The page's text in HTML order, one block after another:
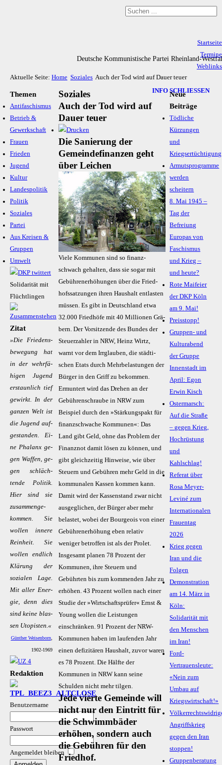
Deutsche Kommunistische Partei Rheinland-
Startseite
Termine
Weblinks
Impressum & Datenschutz
Aktuelle Seite: Home Soziales Auch der Tod wird auf Dauer teuer
Themen
Antifaschismus
Betrieb &
Gewerkschaft
Frauen
Frieden
Jugend
Kultur
Landespolitik
Politik
Soziales
Partei
Aus Kreisen &
Gruppen
Umwelt
Solidarität mit
Flüchtlingen
Zitat
»Die Frie­den­s­­­
be­we­gung hat
in der wehr­fä­
hi­gen Ju­gend
er­staun­lich tief
ge­wirkt. In der
gan­zen Welt ist
die Ju­gend auf­
ge­stan­­den. Ei­
ne Pha­lanx ge­
gen Waf­fen, ge­
gen schlä­ch­­
ten­de Po­li­tik.
Hier sind sie
zu­sam­­men­­ge­­
kom­­men. Sie
wol­len in­ne­re
Rein­heit. Sie
wol­len end­lich
Klä­rung der
so­zia­len La­ge.
Mit al­ler En­er­
gie, denn dies
sind kei­ne blas­
sen Uto­pis­ten.«
Günther Weisenborn,
1902-1969
Redaktion
Benutzername
Passwort
Angemeldet bleiben
Soziales
Auch der Tod wird auf
Dauer teuer
Die Sanierung der
Gemeindefinanzen geht
über Leichen
Vie­le Kom­mu­nen sind so fi­nanz­
schwach ge­hal­ten, dass sie so­gar mit
Ge­büh­ren­er­hö­hun­gen über die Fried­
hofs­sat­zun­gen ih­ren Haus­halt ent­las­ten
müs­sen. Es gibt in Deutsch­land et­wa
32.000 Fried­hö­fe mit 40 Mil­lio­nen Grä­
bern. Der Vor­sit­zen­de des Bun­des der
Steu­er­zah­ler in NRW, Heinz Wirtz,
warnt vor dem Irr­glau­ben, die städ­ti­
schen Etats durch Mehr­be­las­tun­gen der
Bür­ger in den Griff zu be­kom­men.
Ermuntert wird das Drehen an der
Gebührenschraube in NRW zum
Beispiel durch den »Stärkungspakt für
finanzschwache Kommunen«: Das
Land gibt Geld, ohne das Problem der
Finanznot damit lösen zu können, und
gibt gleichzeitig Hinweise, wie über
Steuern und Gebühren mehr Geld in die
kommunalen Kassen kommen kann.
Damit wird der Kassenstand zwar nicht
ausgeglichen, der Bürger aber mehr
belastet, wobei der Bourgeois von einer
Gebührenerhöhung eben relativ
weniger betroffen ist als der Prolet.
Insgesamt planen 78 Prozent der
Kommunen, ihre Steuern und
Gebührten bis zum kommenden Jahr zu
erhöhen. 43 Prozent wollen nach einer
Studie der »Wirtschaftsprüfer« Ernst &
Young wollen die Leistungen
einschränken. 91 Prozent der NRW-
Kommunen haben im laufenden Jahr
einen defizitären Haushalt, zuvor waren
es 78 Prozent. Die Hälfte der
Kommunen in NRW kann seine
Schulden nicht mehr tilgen.
Jede vierte Gemeinde will
nicht nur den Eintritt für
die Schwimmbäder
erhöhen, sondern auch
die Gebühren für den
Friedhof.
INFO SCHLIESSEN
Neue
Beiträge
Tödliche
Kürzungen
und
Kriegsertüchtigung
Armutsprogramme
werden
scheitern
8. Mai 1945 –
Tag der
Befreiung
Europas von
Faschismus
und Krieg –
und heute?
Rote Maifeier
der DKP Köln
am 9. Mai!
Preisstopp!
Gruppen- und
Kulturabend
der Gruppe
Innenstadt im
April: Egon
Erwin Kisch
Ostermarsch:
Auf die Straße
– gegen Krieg,
Hochrüstung
und
Kahlschlag!
Referat über
Rosa Meyer-
Leviné zum
Internationalen
Frauentag
2026
Krieg gegen
Iran und die
Folgen
Demonstration
am 14. März in
Köln:
Solidarität mit
den Menschen
im Iran!
Ford-
Vertrauensleute:
«Nein zum
Umbau auf
Kriegswirtschaft!»
Angriffskrieg
gegen den Iran
stoppen!
Gruppenberatung